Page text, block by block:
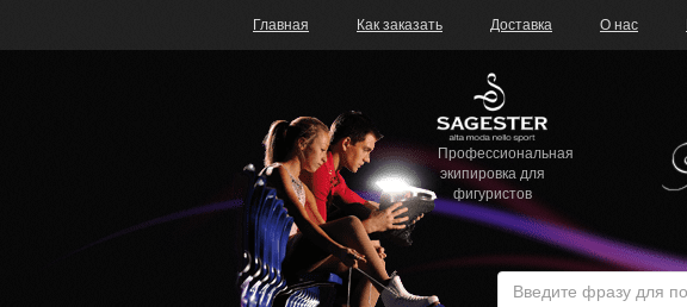
Главная Как заказать Доставка О нас
Профессиональная
экипировка для
фигуристов